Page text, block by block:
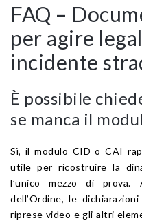
FAQ –
per agire
incidente
È possibile
se manca il
Sì, il modulo CID o CAI
utile per ricostruire la
l’unico mezzo di
dell’Ordine, le
riprese video e gli altri